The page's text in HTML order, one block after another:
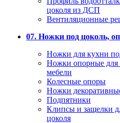
цоколя из ДСП
Вентиляционные
07. Ножки под цоколь,
Ножки для кухни
Ножки опорные для
мебели
Колесные опоры
Ножки
Подпятники
Клипсы и защелки
цоколя